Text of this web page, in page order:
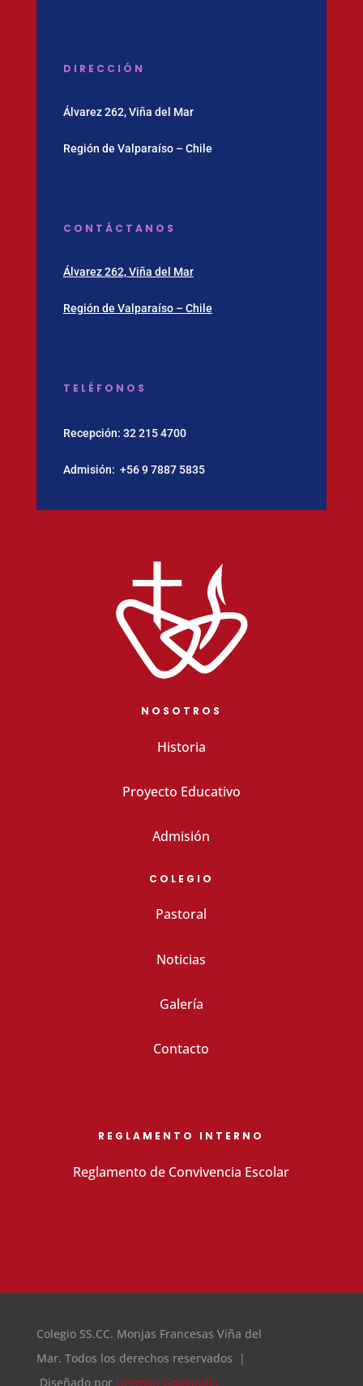
DIRECCIÓN
Álvarez 262, Viña del Mar
Región de Valparaíso – Chile
CONTÁCTANOS
Álvarez 262, Viña del Mar
Región de Valparaíso – Chile
TELÉFONOS
Recepción: 32 215 4700
Admisión: ‪+56 9 7887 5835
NOSOTROS
Historia
Proyecto Educativo
Admisión
COLEGIO
Pastoral
Noticias
Galería
Contacto
REGLAMENTO INTERNO
Reglamento de Convivencia Escolar
Colegio SS.CC. Monjas Francesas Viña del
Mar. Todos los derechos reservados |
Diseñado por Germán Goitiandía